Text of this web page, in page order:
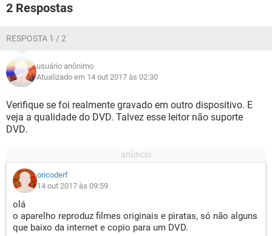
2 Respostas
RESPOSTA 1 / 2
usuário anônimo
Atualizado em 14 out 2017 às 02:30
Verifique se foi realmente gravado em outro dispositivo. E
veja a qualidade do DVD. Talvez esse leitor não suporte
DVD.
oricoderf
14 out 2017 às 09:59
olá
o aparelho reproduz filmes originais e piratas, só não alguns
que baixo da internet e copio para um DVD.